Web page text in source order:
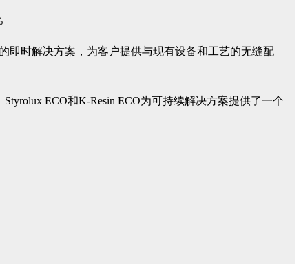
即时解决方案，为客户提供与现有设备和工艺的无缝配
ECO和K-Resin ECO为可持续解决方案提供了一个